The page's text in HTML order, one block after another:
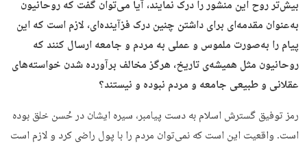
بیش‌تر روح این منشور را درک نمایند، آیا می­‌توان گفت که روحانیون
به‌عنوان مقدمه‌­ای برای داشتن چنین درک فزآینده­‌ا‌ی، لازم است که این
پیام را به‌صورت ملموس و عملی به مردم و جامعه ارسال کنند که
روحانیون مثل همیشه­‌ی تاریخ، هرگز مخالف برآورده شدن خواسته‌­های
عقلانی و طبیعی جامعه و مردم نبوده و نیستند؟
رمز توفیق گسترش اسلام به دست پیامبر، سیره ایشان در حُسن خلق بوده
است. واقعیت این است که نمی‌­توان مردم را با پول راضی کرد و لازم است